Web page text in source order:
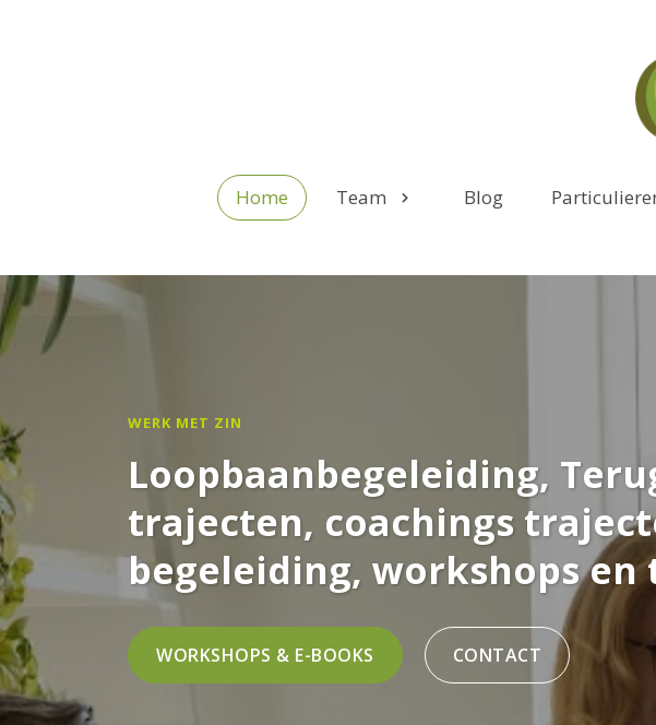
Home Team Blog
WERK MET ZIN
Loopbaanbegeleiding,
trajecten, coachings
begeleiding, workshops
WORKSHOPS & E-BOOKS CONTACT